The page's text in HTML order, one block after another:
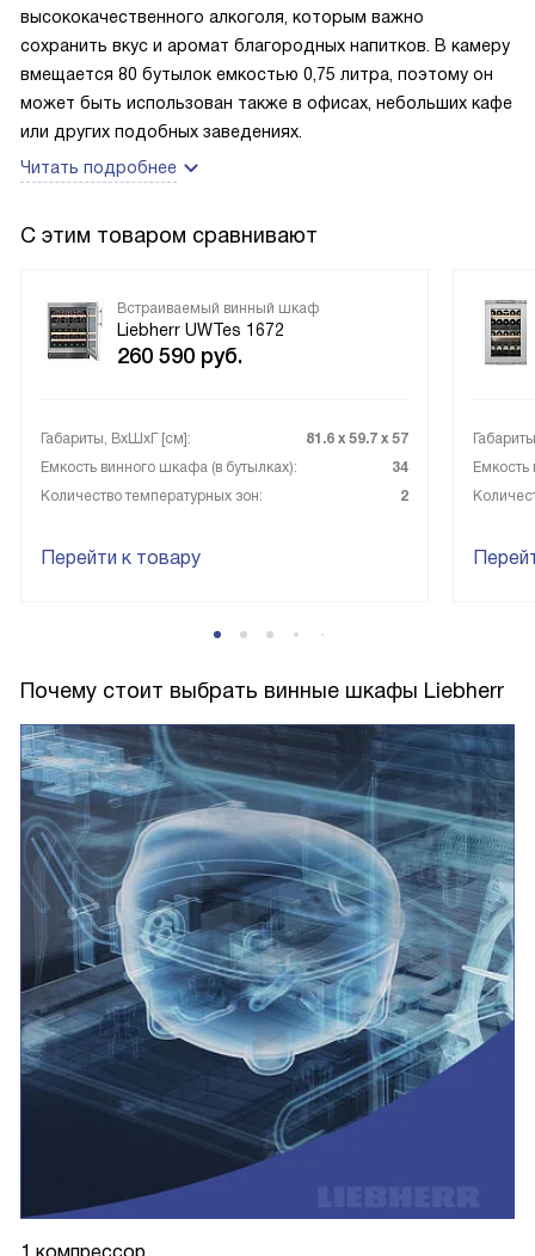
высококачественного алкоголя, которым важно
сохранить вкус и аромат благородных напитков. В камеру
вмещается 80 бутылок емкостью 0,75 литра, поэтому он
может быть использован также в офисах, небольших кафе
или других подобных заведениях.
Читать подробнее
С этим товаром сравнивают
Встраиваемый винный шкаф
Liebherr UWTes 1672
260 590 руб.
Габариты, ВxШxГ [см]:
81.6 х 59.7 х 57
Емкость винного шкафа (в бутылках):
34
Количество температурных зон:
2
Перейти к товару
Емкость
Почему стоит выбрать винные шкафы Liebherr
1 компрессор